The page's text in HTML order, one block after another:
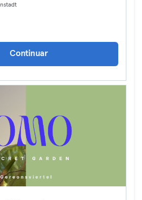
Continuar